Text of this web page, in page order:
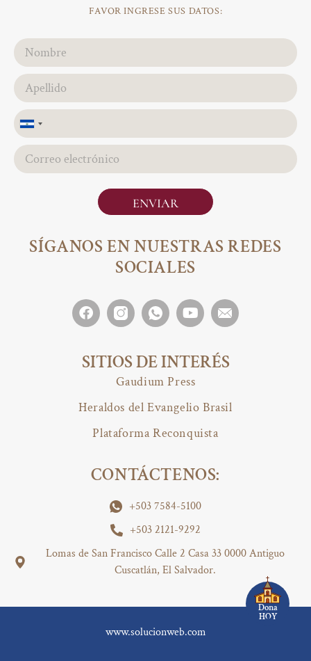
CONTÁCTENOS:
+503 7584-5100
+503 2121-9292
Lomas de San Francisco Calle 2 Casa 33 0000 Antiguo
Cuscatlán, El Salvador.
SÍGANOS EN NUESTRAS REDES
SOCIALES
SITIOS DE INTERÉS
Gaudium Press
Heraldos del Evangelio Brasil
Plataforma Reconquista
FAVOR INGRESE SUS DATOS:
El
Salvador
+503
ENVIAR
www.solucionweb.com
Dona
HOY